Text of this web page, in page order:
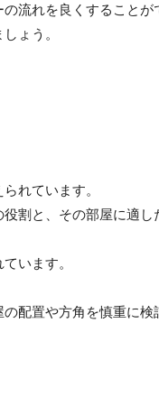
流れを良くすることが
ょう。
れています。
割と、その部屋に適し
います。
配置や方角を慎重に検